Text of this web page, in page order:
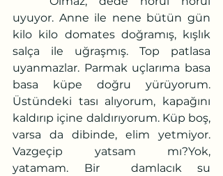
uyuyor. Anne ile nene bütün gün
kilo kilo domates doğramış, kışlık
salça ile uğraşmış. Top patlasa
uyanmazlar. Parmak uçlarıma basa
basa küpe doğru yürüyorum.
Üstündeki tası alıyorum, kapağını
kaldırıp içine daldırıyorum. Küp boş,
varsa da dibinde, elim yetmiyor.
Vazgeçip yatsam mı?Yok,
yatamam. Bir  damlacık su